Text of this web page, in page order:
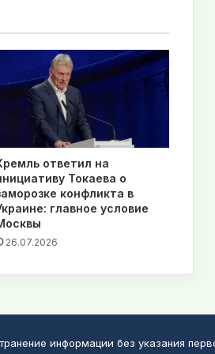
ответил на
Токаева о
конфликта в
главное условие
26.07.2026
информации без указания